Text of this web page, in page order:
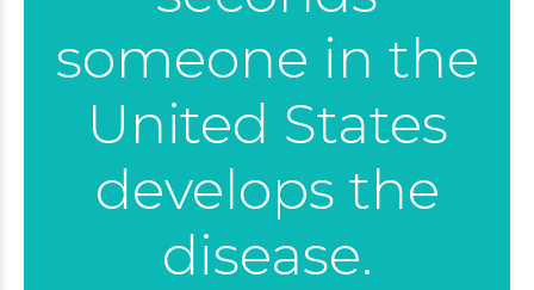
someone in the
United States
develops the
disease.